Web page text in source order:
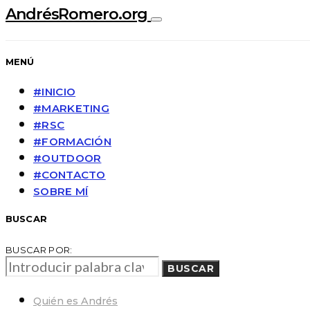
AndrésRomero.org
MENÚ
#INICIO
#MARKETING
#RSC
#FORMACIÓN
#OUTDOOR
#CONTACTO
SOBRE MÍ
BUSCAR
BUSCAR POR:
BUSCAR
Quién es Andrés